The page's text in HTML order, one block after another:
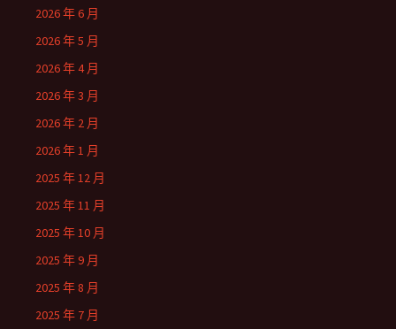
2026 年 6 月
2026 年 5 月
2026 年 4 月
2026 年 3 月
2026 年 2 月
2026 年 1 月
2025 年 12 月
2025 年 11 月
2025 年 10 月
2025 年 9 月
2025 年 8 月
2025 年 7 月